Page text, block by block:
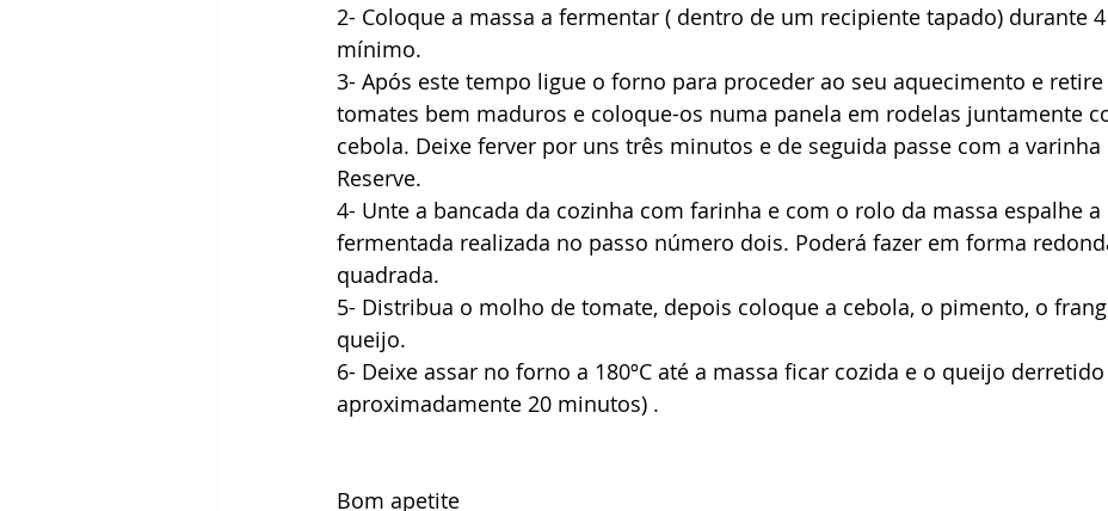
2- Coloque a massa a fermentar ( dentro de um recipiente tapado) durante
mínimo.
3- Após este tempo ligue o forno para proceder ao seu aquecimento e retire
tomates bem maduros e coloque-os numa panela em rodelas juntamente
cebola. Deixe ferver por uns três minutos e de seguida passe com a varinha
Reserve.
4- Unte a bancada da cozinha com farinha e com o rolo da massa espalhe a
fermentada realizada no passo número dois. Poderá fazer em forma
quadrada.
5- Distribua o molho de tomate, depois coloque a cebola, o pimento, o
queijo.
6- Deixe assar no forno a 180ºC até a massa ficar cozida e o queijo derretido
aproximadamente 20 minutos) .
Bom apetite